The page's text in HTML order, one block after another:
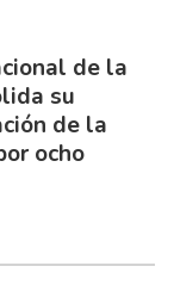
de la
su
de la
ocho